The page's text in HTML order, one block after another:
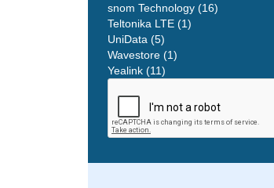
snom Technology (16)
Teltonika LTE (1)
UniData (5)
Wavestore (1)
Yealink (11)